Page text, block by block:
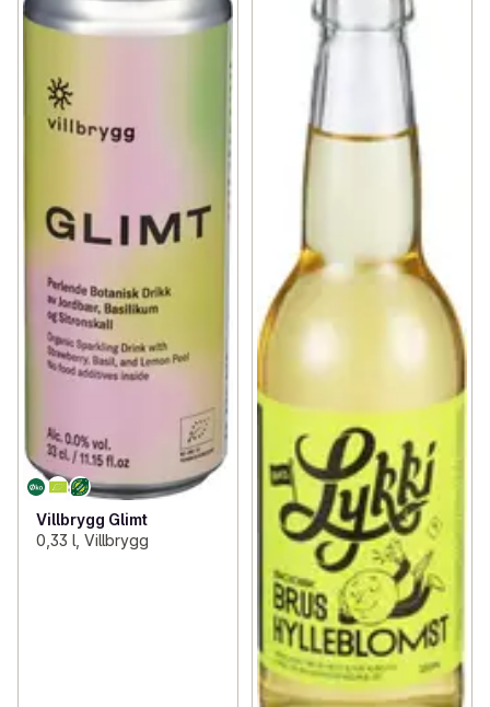
Villbrygg Glimt
0,33 l, Villbrygg